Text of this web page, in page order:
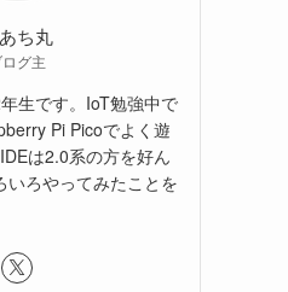
ち丸
グ主
生です。IoT勉強中で
Pi Picoでよく遊
は2.0系の方を好ん
いろやってみたことを